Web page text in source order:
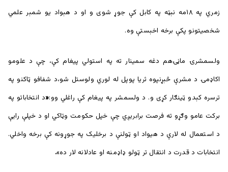
زمري په ۱۸مه نېټه په کابل کې جوړ شوی و او د هېواد يو شمېر علمي
شخصيتونو پکې برخه اخېستې وه.
ولسمشرۍ ماڼۍهم دغه سمينار ته په استولي پيغام کې، چې د علومو
اکاډمۍ د مشرې څېړنپوه ثریا پوپل له لوري ولوستل شو،د شفافو ټاکنو په
ترسره کېدو ټینګار کړی و. د ولسمشر په پيغام کې راغلي وو:«د انتخاباتو په
برکت عامو وګړو ته فرصت برابریږي چې خپل حکومت وټاکي او د خپلې رایې
د استعمال له لارې د هیواد او ټولنې د برخلیک په جوړونه کې برخه واخلي.
انتخابات د قدرت د انتقال تر ټولو ډاډمنه او عادلانه لار ده».